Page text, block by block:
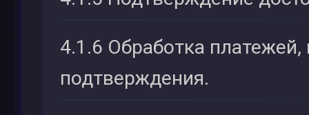
4.1.6 Обработка
подтверждения.